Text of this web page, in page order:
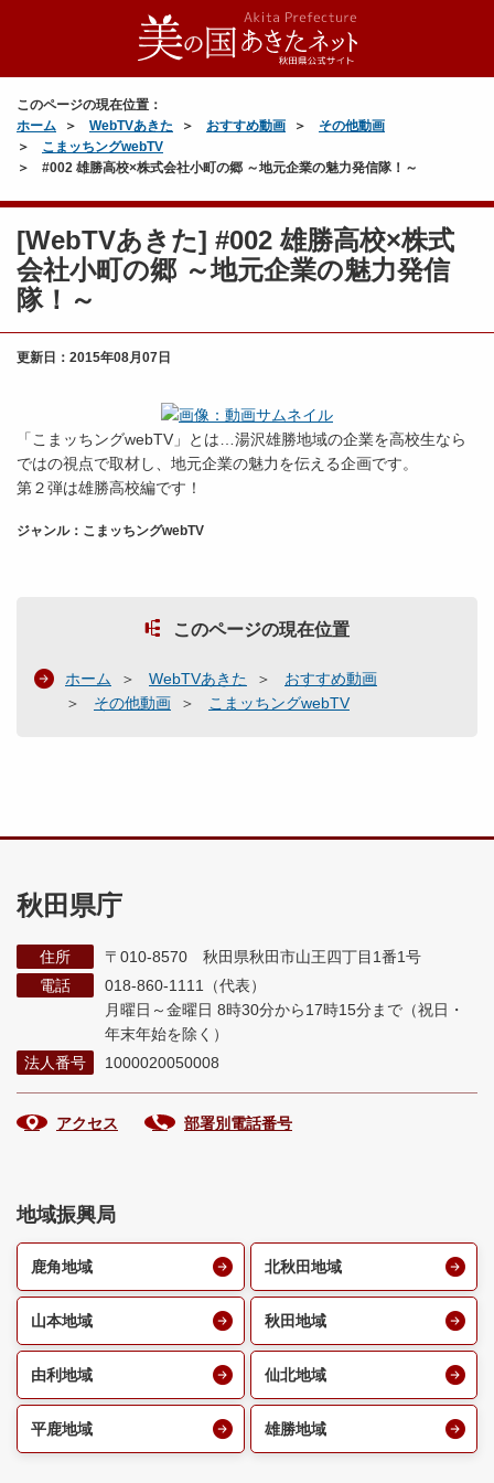
このページの現在位置：
ホーム
WebTVあきた おすすめ動画
その他動画
こまッちングwebTV
#002 雄勝高校×株式会社小町の郷 ～地元企業の魅力発信隊！～
[WebTVあきた] #002 雄勝高校×株式
会社小町の郷 ～地元企業の魅力発信
隊！～
更新日： 2015年08月07日
「こまッちングwebTV」とは…湯沢雄勝地域の企業を高校生なら
ではの視点で取材し、地元企業の魅力を伝える企画です。
第２弾は雄勝高校編です！
ジャンル：こまッちングwebTV
このページの現在位置
ホーム WebTVあきた
おすすめ動画
その他動画
こまッちングwebTV
秋田県庁
住所
〒010-8570 秋田県秋田市山王四丁目1番1号
電話
018-860-1111（代表）
月曜日～金曜日 8時30分から17時15分まで （祝日・
年末年始を除く）
法人番号
1000020050008
アクセス 部署別電話番号
地域振興局
鹿角地域 北秋田地域
山本地域 秋田地域
由利地域 仙北地域
平鹿地域 雄勝地域